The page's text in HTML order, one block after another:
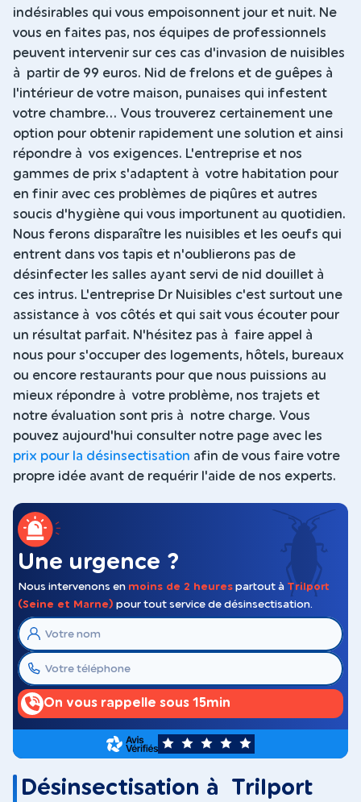
indésirables qui vous empoisonnent jour et nuit. Ne
vous en faites pas, nos équipes de professionnels
peuvent intervenir sur ces cas d'invasion de nuisibles
à partir de 99 euros. Nid de frelons et de guêpes à
l'intérieur de votre maison, punaises qui infestent
votre chambre... Vous trouverez certainement une
option pour obtenir rapidement une solution et ainsi
répondre à vos exigences. L'entreprise et nos
gammes de prix s'adaptent à votre habitation pour
en finir avec ces problèmes de piqûres et autres
soucis d'hygiène qui vous importunent au quotidien.
Nous ferons disparaître les nuisibles et les oeufs qui
entrent dans vos tapis et n'oublierons pas de
désinfecter les salles ayant servi de nid douillet à
ces intrus. L'entreprise Dr Nuisibles c'est surtout une
assistance à vos côtés et qui sait vous écouter pour
un résultat parfait. N'hésitez pas à faire appel à
nous pour s'occuper des logements, hôtels, bureaux
ou encore restaurants pour que nous puissions au
mieux répondre à votre problème, nos trajets et
notre évaluation sont pris à notre charge. Vous
pouvez aujourd'hui consulter notre page avec les
prix pour la désinsectisation afin de vous faire votre
propre idée avant de requérir l'aide de nos experts.
Une urgence ?
Nous intervenons en moins de 2 heures partout à Trilport
(Seine et Marne) pour tout service de désinsectisation.
On vous rappelle sous 15min
5
Désinsectisation à Trilport